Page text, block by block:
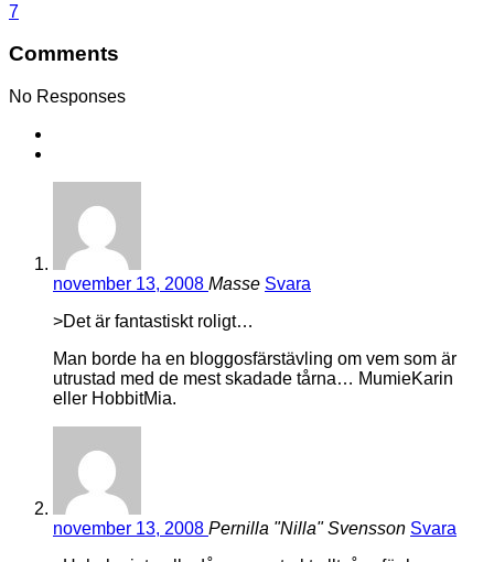
7
Comments
No Responses
november 13, 2008 Masse Svara
>Det är fantastiskt roligt…
Man borde ha en bloggosfärstävling om vem som är
utrustad med de mest skadade tårna… MumieKarin
eller HobbitMia.
november 13, 2008 Pernilla "Nilla" Svensson Svara